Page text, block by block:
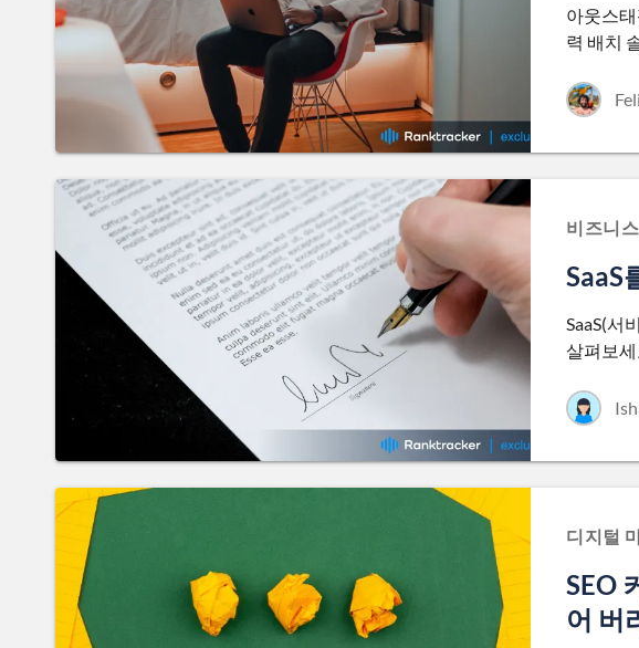
아웃스
력 배치
비즈니
SaaS
SaaS(서
살펴보
디지털
SEO
어 버